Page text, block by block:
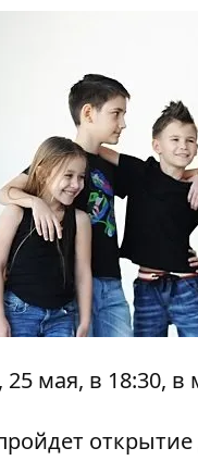
25 мая, в 18:30,